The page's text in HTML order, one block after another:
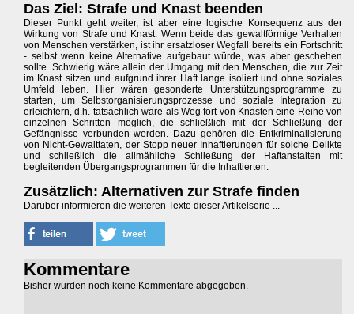
Das Ziel: Strafe und Knast beenden
Dieser Punkt geht weiter, ist aber eine logische Konsequenz aus der
Wirkung von Strafe und Knast. Wenn beide das gewaltförmige Verhalten
von Menschen verstärken, ist ihr ersatzloser Wegfall bereits ein Fortschritt
- selbst wenn keine Alternative aufgebaut würde, was aber geschehen
sollte. Schwierig wäre allein der Umgang mit den Menschen, die zur Zeit
im Knast sitzen und aufgrund ihrer Haft lange isoliert und ohne soziales
Umfeld leben. Hier wären gesonderte Unterstützungsprogramme zu
starten, um Selbstorganisierungsprozesse und soziale Integration zu
erleichtern, d.h. tatsächlich wäre als Weg fort von Knästen eine Reihe von
einzelnen Schritten möglich, die schließlich mit der Schließung der
Gefängnisse verbunden werden. Dazu gehören die Entkriminalisierung
von Nicht-Gewalttaten, der Stopp neuer Inhaftierungen für solche Delikte
und schließlich die allmähliche Schließung der Haftanstalten mit
begleitenden Übergangsprogrammen für die Inhaftierten.
Zusätzlich: Alternativen zur Strafe finden
Darüber informieren die weiteren Texte dieser Artikelserie ...
Kommentare
Bisher wurden noch keine Kommentare abgegeben.